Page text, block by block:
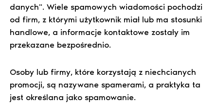
danych". Wiele spamowych wiadomości pochodzi
od firm, z którymi użytkownik miał lub ma stosunki
handlowe, a informacje kontaktowe zostały im
przekazane bezpośrednio.
Osoby lub firmy, które korzystają z niechcianych
promocji, są nazywane spamerami, a praktyka ta
jest określana jako spamowanie.